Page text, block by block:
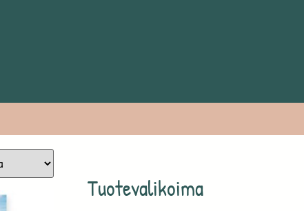
Tuotevalikoima